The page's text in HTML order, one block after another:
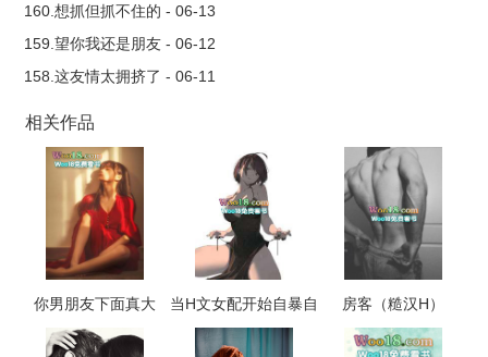
了。林茉尔原以为自己要这样鸡飞狗跳地、和杨澍纠缠一辈子，
不料那人突然喝了个酩酊大醉，然后抓着她衣领骂：“你个提裤子
不认人的渣女。”......双Cdirty talk ×sweet talk √表面高冷的搞笑女
× 自我攻略的闷骚男前记者现无业游民 × 深夜食堂料理仙人......会
在10万字左右结束送给友人A也送给那天的酒（关于为什么老是用
酒推动发展
160.想抓但抓不住的 - 06-13
159.望你我还是朋友 - 06-12
158.这友情太拥挤了 - 06-11
相关作品
你男朋友下面真大
（校园 np 高h）
当H文女配开始自暴自
弃（NP，高H）
房客（糙汉H）